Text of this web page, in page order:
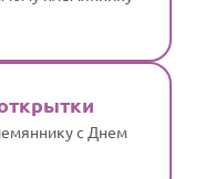
с Днем